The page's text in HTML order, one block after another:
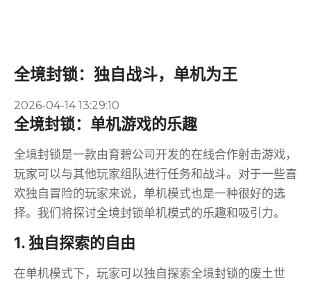
全境封锁：独自战斗，单机为王
2026-04-14 13:29:10
全境封锁：单机游戏的乐趣
全境封锁是一款由育碧公司开发的在线合作射击游戏，
玩家可以与其他玩家组队进行任务和战斗。对于一些喜
欢独自冒险的玩家来说，单机模式也是一种很好的选
择。我们将探讨全境封锁单机模式的乐趣和吸引力。
1. 独自探索的自由
在单机模式下，玩家可以独自探索全境封锁的废土世